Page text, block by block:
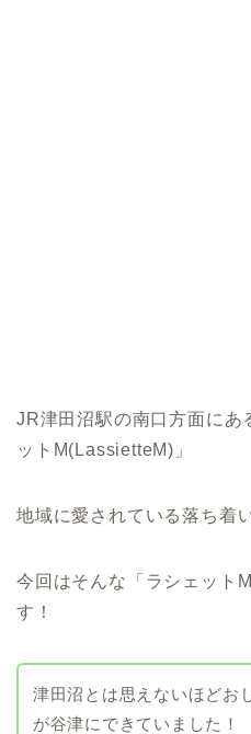
JR津田沼駅の南口方面にあ
ットM(LassietteM)」
地域に愛されている落ち着
今回はそんな「ラシェット
す！
津田沼とは思えないほどお
が谷津にできていました！